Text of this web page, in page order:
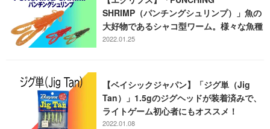
SHRIMP（パンチングシュリンプ）」魚の
大好物であるシャコ型ワーム。様々な魚種
が狙える！
2022.01.25
【ベイシックジャパン】「ジグ単（Jig
Tan）」1.5gのジグヘッドが装着済みで、
ライトゲーム初心者にもオススメ！
2022.01.08